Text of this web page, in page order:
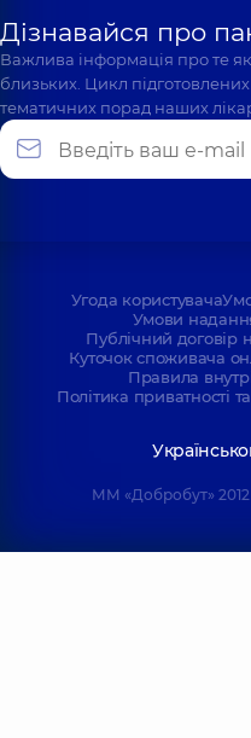
Дізнавайся про
Важлива інформація про те
близьких. Цикл
тематичних порад наших
Угода користувача
Умови
Публічний договір
Куточок споживача
Правила
Політика приватності
ММ «Добробут» 2012